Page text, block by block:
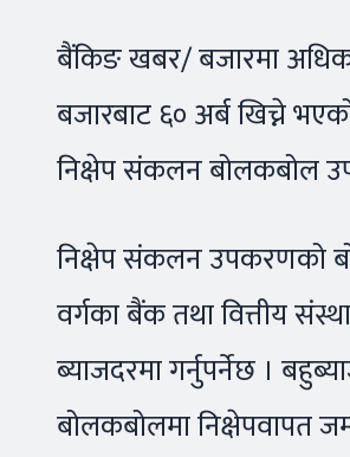
बैंकिङ खबर/ बजारमा
बजारबाट ६० अर्ब खिच्ने
निक्षेप संकलन बोलकबोल
निक्षेप संकलन उपकरणको
वर्गका बैंक तथा वित्तीय
ब्याजदरमा गर्नुपर्नेछ ।
बोलकबोलमा निक्षेपवापत